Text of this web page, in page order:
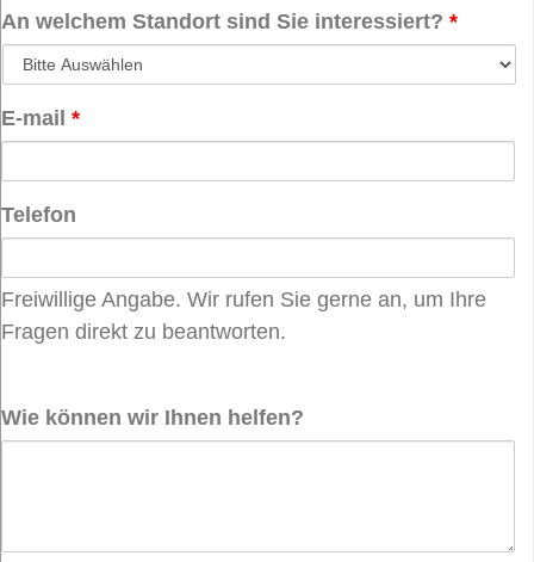
An welchem Standort sind Sie interessiert? *
E-mail *
Telefon
Freiwillige Angabe. Wir rufen Sie gerne an, um Ihre
Fragen direkt zu beantworten.
Wie können wir Ihnen helfen?